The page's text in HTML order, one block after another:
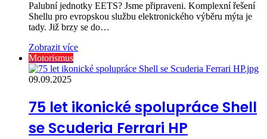
Palubní jednotky EETS? Jsme připraveni. Komplexní řešení
Shellu pro evropskou službu elektronického výběru mýta je
tady. Již brzy se do…
Zobrazit více
Motorismus
09.09.2025
75 let ikonické spolupráce Shell
se Scuderia Ferrari HP